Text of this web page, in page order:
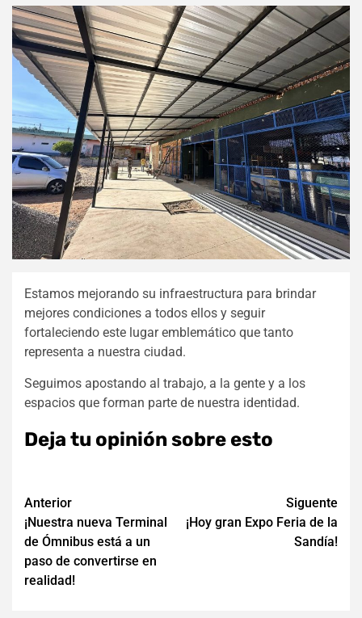
Estamos mejorando su infraestructura para brindar
mejores condiciones a todos ellos y seguir
fortaleciendo este lugar emblemático que tanto
representa a nuestra ciudad.
Seguimos apostando al trabajo, a la gente y a los
espacios que forman parte de nuestra identidad.
Deja tu opinión sobre esto
Navegación
de
entradas
Anterior
¡Nuestra nueva Terminal
de Ómnibus está a un
paso de convertirse en
realidad!
Siguente
¡Hoy gran Expo Feria de la
Sandía!